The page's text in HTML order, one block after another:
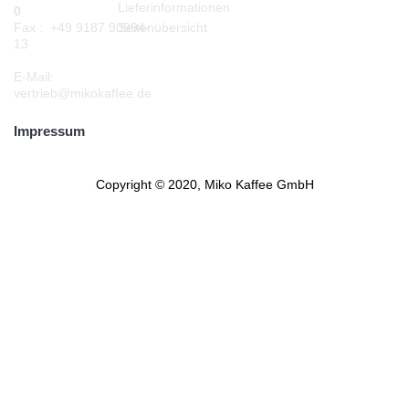
0
Fax : +49 9187 90994-
13
E-Mail:
vertrieb@mikokaffee.de
Lieferinformationen
Seitenübersicht
Impressum
Copyright © 2020, Miko Kaffee GmbH